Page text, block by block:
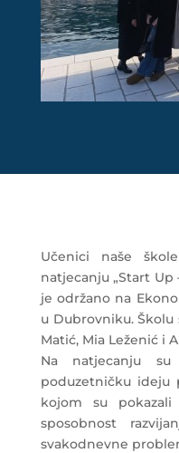
Učenici naše
natjecanju „Start Up
je održano na
u Dubrovniku.
Matić, Mia Leženić i
Na natjecanju
poduzetničku ideju
kojom su
sposobnost
svakodnevne